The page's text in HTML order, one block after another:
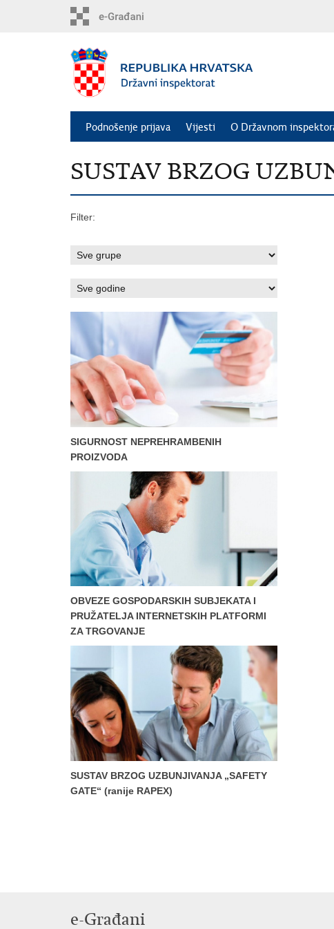
Podnošenje prijava Vijesti O Državnom
SUSTAV BRZOG
Filter:
SIGURNOST NEPREHRAMBENIH
PROIZVODA
OBVEZE GOSPODARSKIH SUBJEKATA I
PRUŽATELJA INTERNETSKIH PLATFORMI
ZA TRGOVANJE
SUSTAV BRZOG UZBUNJIVANJA „SAFETY
GATE“ (ranije RAPEX)
e-Građani